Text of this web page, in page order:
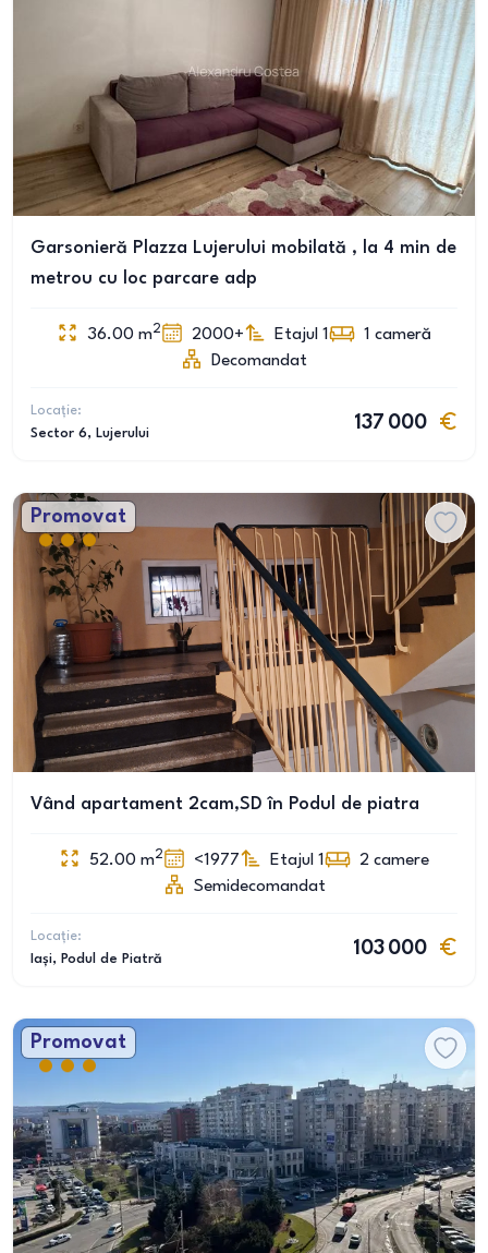
Garsonieră Plazza Lujerului mobilată , la 4 min de
metrou cu loc parcare adp
36.00 m2 2000+ Etajul 1 1 cameră
Decomandat
Locație:
Sector 6, Lujerului
137 000
Promovat
Vând apartament 2cam,SD în Podul de piatra
52.00 m2 <1977 Etajul 1 2 camere
Semidecomandat
Locație:
Iași, Podul de Piatră
103 000
Promovat